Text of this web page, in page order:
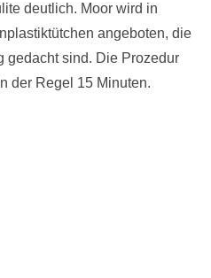
deutlich. Moor wird in
angeboten, die
gedacht sind. Die Prozedur
der Regel 15 Minuten.